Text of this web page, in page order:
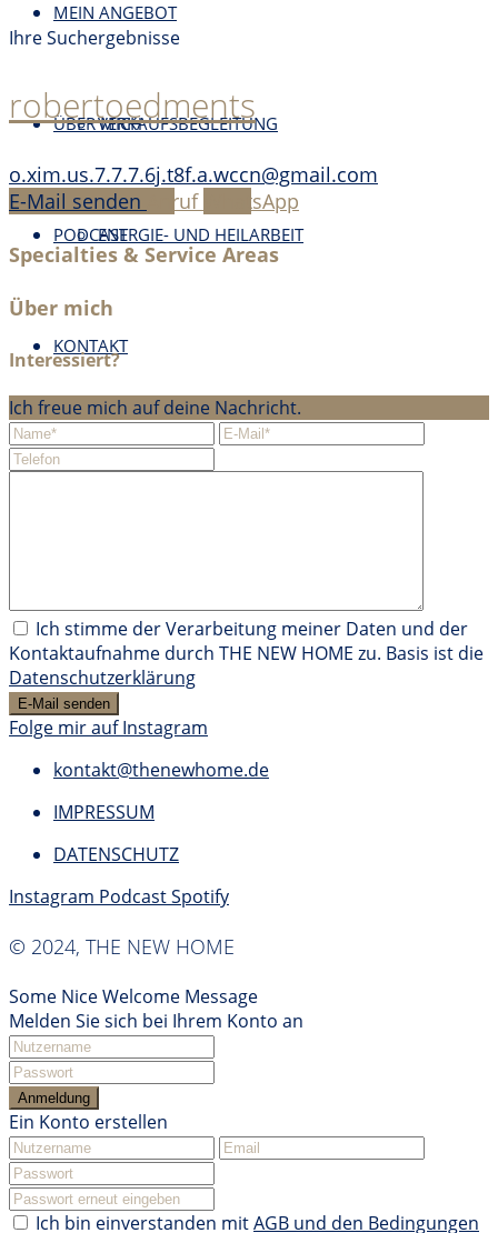
MEIN ANGEBOT
VERKAUFSBEGLEITUNG
ENERGIE- UND HEILARBEIT
ÜBER MICH
PODCAST
KONTAKT
Ihre Suchergebnisse
robertoedments
o.xim.us.7.7.7.6j.t8f.a.wccn@gmail.com
E-Mail senden
Anruf
WhatsApp
Specialties & Service Areas
Über mich
Interessiert?
Ich freue mich auf deine Nachricht.
Ich stimme der Verarbeitung meiner Daten und der
Kontaktaufnahme durch THE NEW HOME zu. Basis ist die
Datenschutzerklärung
Folge mir auf Instagram
kontakt@thenewhome.de
IMPRESSUM
DATENSCHUTZ
Instagram PodcastSpotify
© 2024, THE NEW HOME
Some Nice Welcome Message
Melden Sie sich bei Ihrem Konto an
Anmeldung
Ein Konto erstellen
Ich bin einverstanden mitAGB und den Bedingungen